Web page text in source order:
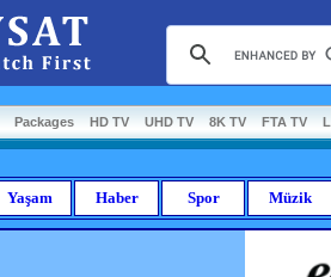
Packages HD TV UHD TV 8K TV FTA TV
Yaşam Haber Spor Müzik